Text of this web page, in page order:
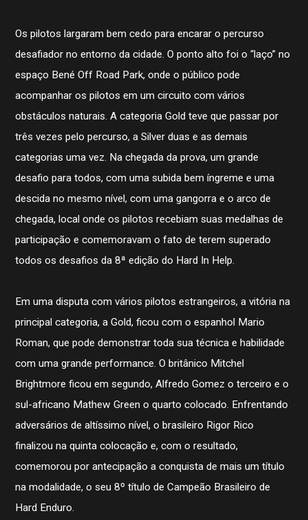
Os pilotos largaram bem cedo para encarar o percurso
desafiador no entorno da cidade. O ponto alto foi o “laço” no
espaço Bené Off Road Park, onde o público pode
acompanhar os pilotos em um circuito com vários
obstáculos naturais. A categoria Gold teve que passar por
três vezes pelo percurso, a Silver duas e as demais
categorias uma vez. Na chegada da prova, um grande
desafio para todos, com uma subida bem íngreme e uma
descida no mesmo nível, com uma gangorra e o arco de
chegada, local onde os pilotos recebiam suas medalhas de
participação e comemoravam o fato de terem superado
todos os desafios da 8ª edição do Hard In Help.
Em uma disputa com vários pilotos estrangeiros, a vitória na
principal categoria, a Gold, ficou com o espanhol Mario
Roman, que pode demonstrar toda sua técnica e habilidade
com uma grande performance. O britânico Mitchel
Brightmore ficou em segundo, Alfredo Gomez o terceiro e o
sul-africano Mathew Green o quarto colocado. Enfrentando
adversários de altíssimo nível, o brasileiro Rigor Rico
finalizou na quinta colocação e, com o resultado,
comemorou por antecipação a conquista de mais um título
na modalidade, o seu 8º título de Campeão Brasileiro de
Hard Enduro.